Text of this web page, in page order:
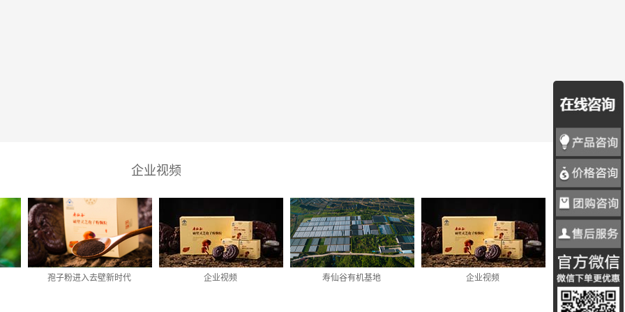
企业视频
孢子粉进入去壁新时代 企业视频 寿仙谷有机基地 企业视频